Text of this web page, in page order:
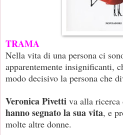
TRAMA
Nella vita di una persona ci
apparentemente insignificanti,
modo decisivo la persona che
Veronica Pivetti va alla ricerca
hanno segnato la sua vita, e
molte altre donne.